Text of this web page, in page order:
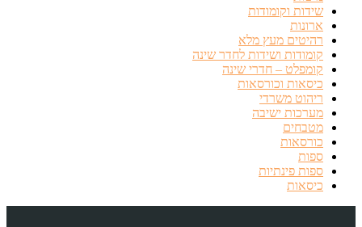
שידות וקומודות
ארונות
רהיטים מעץ מלא
קומודות ושידות לחדר שינה
קומפלט – חדרי שינה
כיסאות וכורסאות
ריהוט משרדי
מערכות ישיבה
מטבחים
כורסאות
ספות
ספות פינתיות
כיסאות